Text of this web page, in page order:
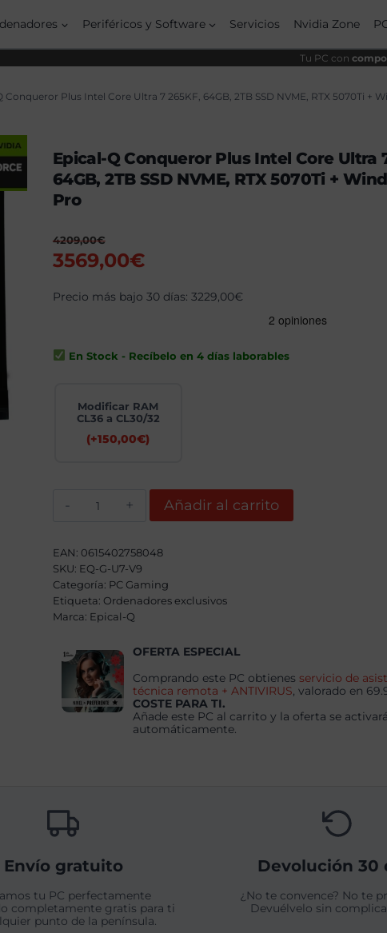
Periféricos y Software Servicios Nvidia Zone
Tu PC con
Conqueror Plus Intel Core Ultra 7 265KF, 64GB, 2TB SSD NVME, RTX 5070Ti +
Epical-Q Conqueror Plus Intel Core Ultra
64GB, 2TB SSD NVME, RTX 5070Ti +
Pro
4209,00€
El
original
3569,00€El
actual
Precio más bajo 30 días: 3229,00€
En Stock - Recíbelo en 4 días laborables
Modificar RAM
CL36 a CL30/32
(+150,00€)
Intel
Core
Ultra
7
265KF,
64GB,
2TB
NVME,
RTX
5070Ti
+
Windows
11
Añadir al carrito
EAN: 0615402758048
SKU: EQ-G-U7-V9
Categoría: PC Gaming
Etiqueta: Ordenadores exclusivos
Marca: Epical-Q
OFERTA ESPECIAL
Comprando este PC obtienes servicio de
técnica remota + ANTIVIRUS, valorado en
COSTE PARA TI.
Añade este PC al carrito y la oferta se activará
automáticamente.
Envío gratuito
tu PC perfectamente
completamente gratis para ti
punto de la península.
Devolución 30
¿No te convence? No te
Devuélvelo sin
era:
es: